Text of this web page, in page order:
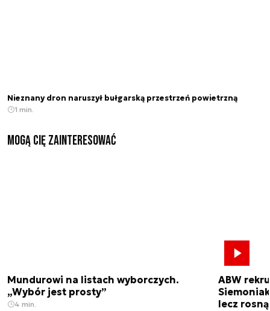
Nieznany dron naruszył bułgarską przestrzeń powietrzną
1 min.
Mogą Cię zainteresować
Mundurowi na listach wyborczych.
„Wybór jest prosty”
4 min.
ABW
lecz